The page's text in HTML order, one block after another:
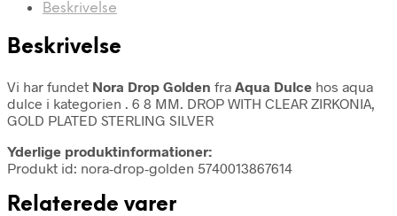
Beskrivelse
Beskrivelse
Vi har fundet Nora Drop Golden fra Aqua Dulce hos aqua
dulce i kategorien . 6 8 MM. DROP WITH CLEAR ZIRKONIA,
GOLD PLATED STERLING SILVER
Yderlige produktinformationer:
Produkt id: nora-drop-golden 5740013867614
Relaterede varer